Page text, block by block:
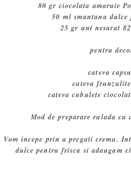
80 gr ciocolata amaruie
50 ml smantana
25 gr unt nesarat
pentru
cateva
cateva
cateva cubulete
Mod de preparare rulada cu
Vom incepe prin a pregati crema.
dulce pentru frisca si adaugam